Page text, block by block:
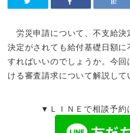
労災申請について、不支給
決定がされても給付基礎日額に
すればいいのでしょうか。今回
ける審査請求について解説して
▼ＬＩＮＥで相談予約